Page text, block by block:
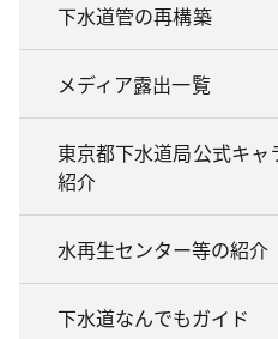
下水道管の再構築
メディア露出一覧
東京都下水道局公式キャ
紹介
水再生センター等の紹介
下水道なんでもガイド